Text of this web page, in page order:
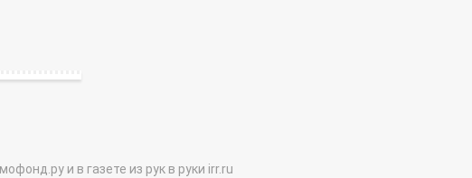
и в газете из рук в руки irr.ru